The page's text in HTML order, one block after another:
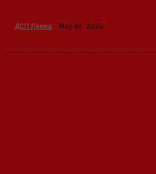
ДСП Ленка - May 24, 2025